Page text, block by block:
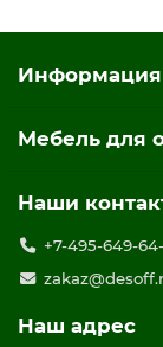
Информация
Мебель для
Наши
+7-495-649-64-
Наш адрес